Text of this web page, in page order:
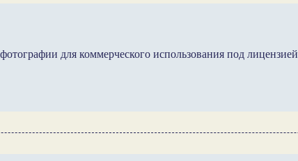
для коммерческого использования под